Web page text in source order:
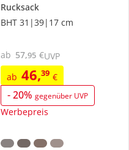
Rucksack
BHT 31|39|17 cm
ab 46,39 €
-20% gegenüber UVP
Werbepreis
ab 57,95 €UVP